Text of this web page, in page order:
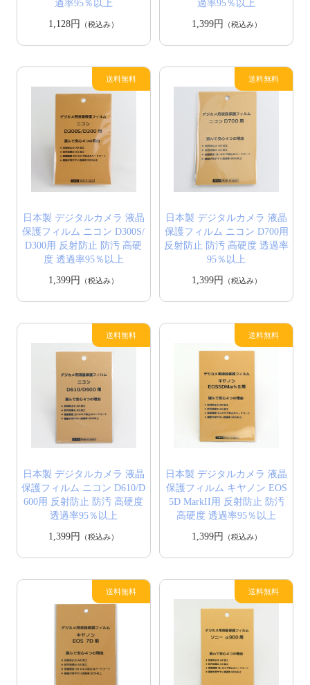
過率95％以上
1,128円
（税込み）
過率95％以上
1,399円
（税込み）
日本製 デジタルカメラ 液晶
保護フィルム ニコン D300S/
D300用 反射防止 防汚 高硬
度 透過率95％以上
1,399円
（税込み）
日本製 デジタルカメラ 液晶
保護フィルム ニコン D700用
反射防止 防汚 高硬度 透過率
95％以上
1,399円
（税込み）
日本製 デジタルカメラ 液晶
保護フィルム ニコン D610/D
600用 反射防止 防汚 高硬度
透過率95％以上
1,399円
（税込み）
日本製 デジタルカメラ 液晶
保護フィルム キヤノン EOS
5D MarkII用 反射防止 防汚
高硬度 透過率95％以上
1,399円
（税込み）